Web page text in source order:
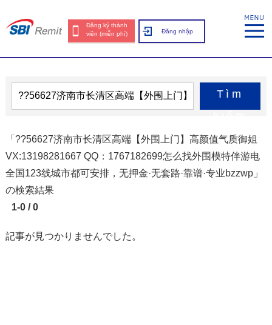
Đăng ký thành
viên (miễn phí)
Đăng nhập
Tìm
「??56627济南市长清区高端【外围上门】高颜值气质御姐
VX:13198281667 QQ：1767182699怎么找外围模特伴游电
全国123线城市都可安排，无押金·无套路·靠谱·专业bzzwp」
の検索結果
1-0 / 0
記事が見つかりませんでした。